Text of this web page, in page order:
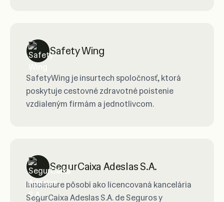
Safety Wing
SafetyWing je insurtech spoločnosť, ktorá
poskytuje cestovné zdravotné poistenie
vzdialeným firmám a jednotlivcom.
SegurCaixa Adeslas S.A.
Innoinsure pôsobí ako licencovaná kancelária
SegurCaixa Adeslas S.A. de Seguros y